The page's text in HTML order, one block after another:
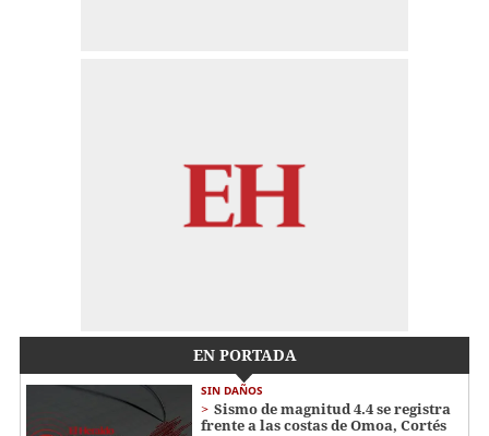
EN PORTADA
SIN DAÑOS
Sismo de magnitud 4.4 se registra
frente a las costas de Omoa, Cortés